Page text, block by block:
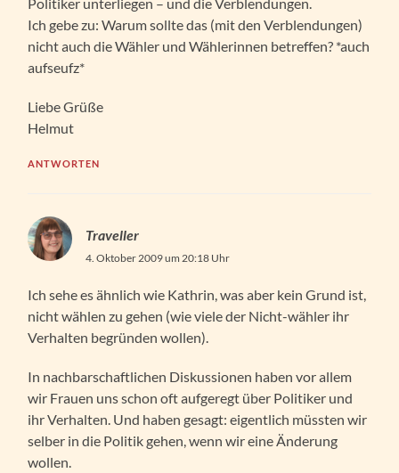
Ich gebe zu: Warum sollte das (mit den Verblendungen)
nicht auch die Wähler und Wählerinnen betreffen? *auch
aufseufz*
Liebe Grüße
Helmut
ANTWORTEN
Traveller
4. Oktober 2009 um 20:18 Uhr
Ich sehe es ähnlich wie Kathrin, was aber kein Grund ist,
nicht wählen zu gehen (wie viele der Nicht-wähler ihr
Verhalten begründen wollen).
In nachbarschaftlichen Diskussionen haben vor allem
wir Frauen uns schon oft aufgeregt über Politiker und
ihr Verhalten. Und haben gesagt: eigentlich müssten wir
selber in die Politik gehen, wenn wir eine Änderung
wollen.